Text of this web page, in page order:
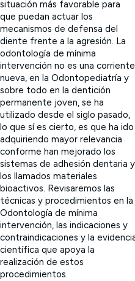
situación más favorable para
que puedan actuar los
mecanismos de defensa del
diente frente a la agresión. La
odontología de mínima
intervención no es una corriente
nueva, en la Odontopediatría y
sobre todo en la dentición
permanente joven, se ha
utilizado desde el siglo pasado,
lo que sí es cierto, es que ha ido
adquiriendo mayor relevancia
conforme han mejorado los
sistemas de adhesión dentaria y
los llamados materiales
bioactivos. Revisaremos las
técnicas y procedimientos en la
Odontología de mínima
intervención, las indicaciones y
contraindicaciones y la
científica que apoya la
realización de estos
procedimientos.